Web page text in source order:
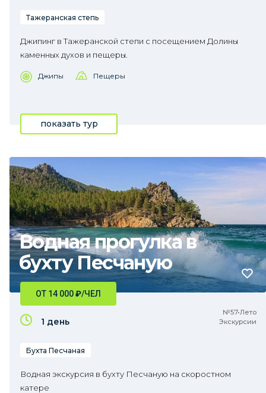
Тажеранская степь
Джипинг в Тажеранской степи с посещением Долины
каменных духов и пещеры.
Джипы Пещеры
показать тур
Водная прогулка в
бухту Песчаную
№57•Лето
Экскурсии
ОТ 14 000₽/ЧЕЛ
1 день
Бухта Песчаная
Водная экскурсия в бухту Песчаную на скоростном
катере